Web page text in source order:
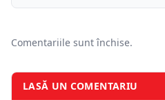
Comentariile sunt închise.
LASĂ UN COMENTARIU